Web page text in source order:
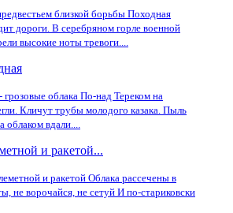
близкой борьбы Походная
дороги. В серебряном горле военной
высокие ноты тревоги....
грозовые облака По-над Тереком на
Кличут трубы молодого казака. Пыль
облаком вдали....
и ракетой...
и ракетой Облака рассечены в
не ворочайся, не сетуй И по-стариковски